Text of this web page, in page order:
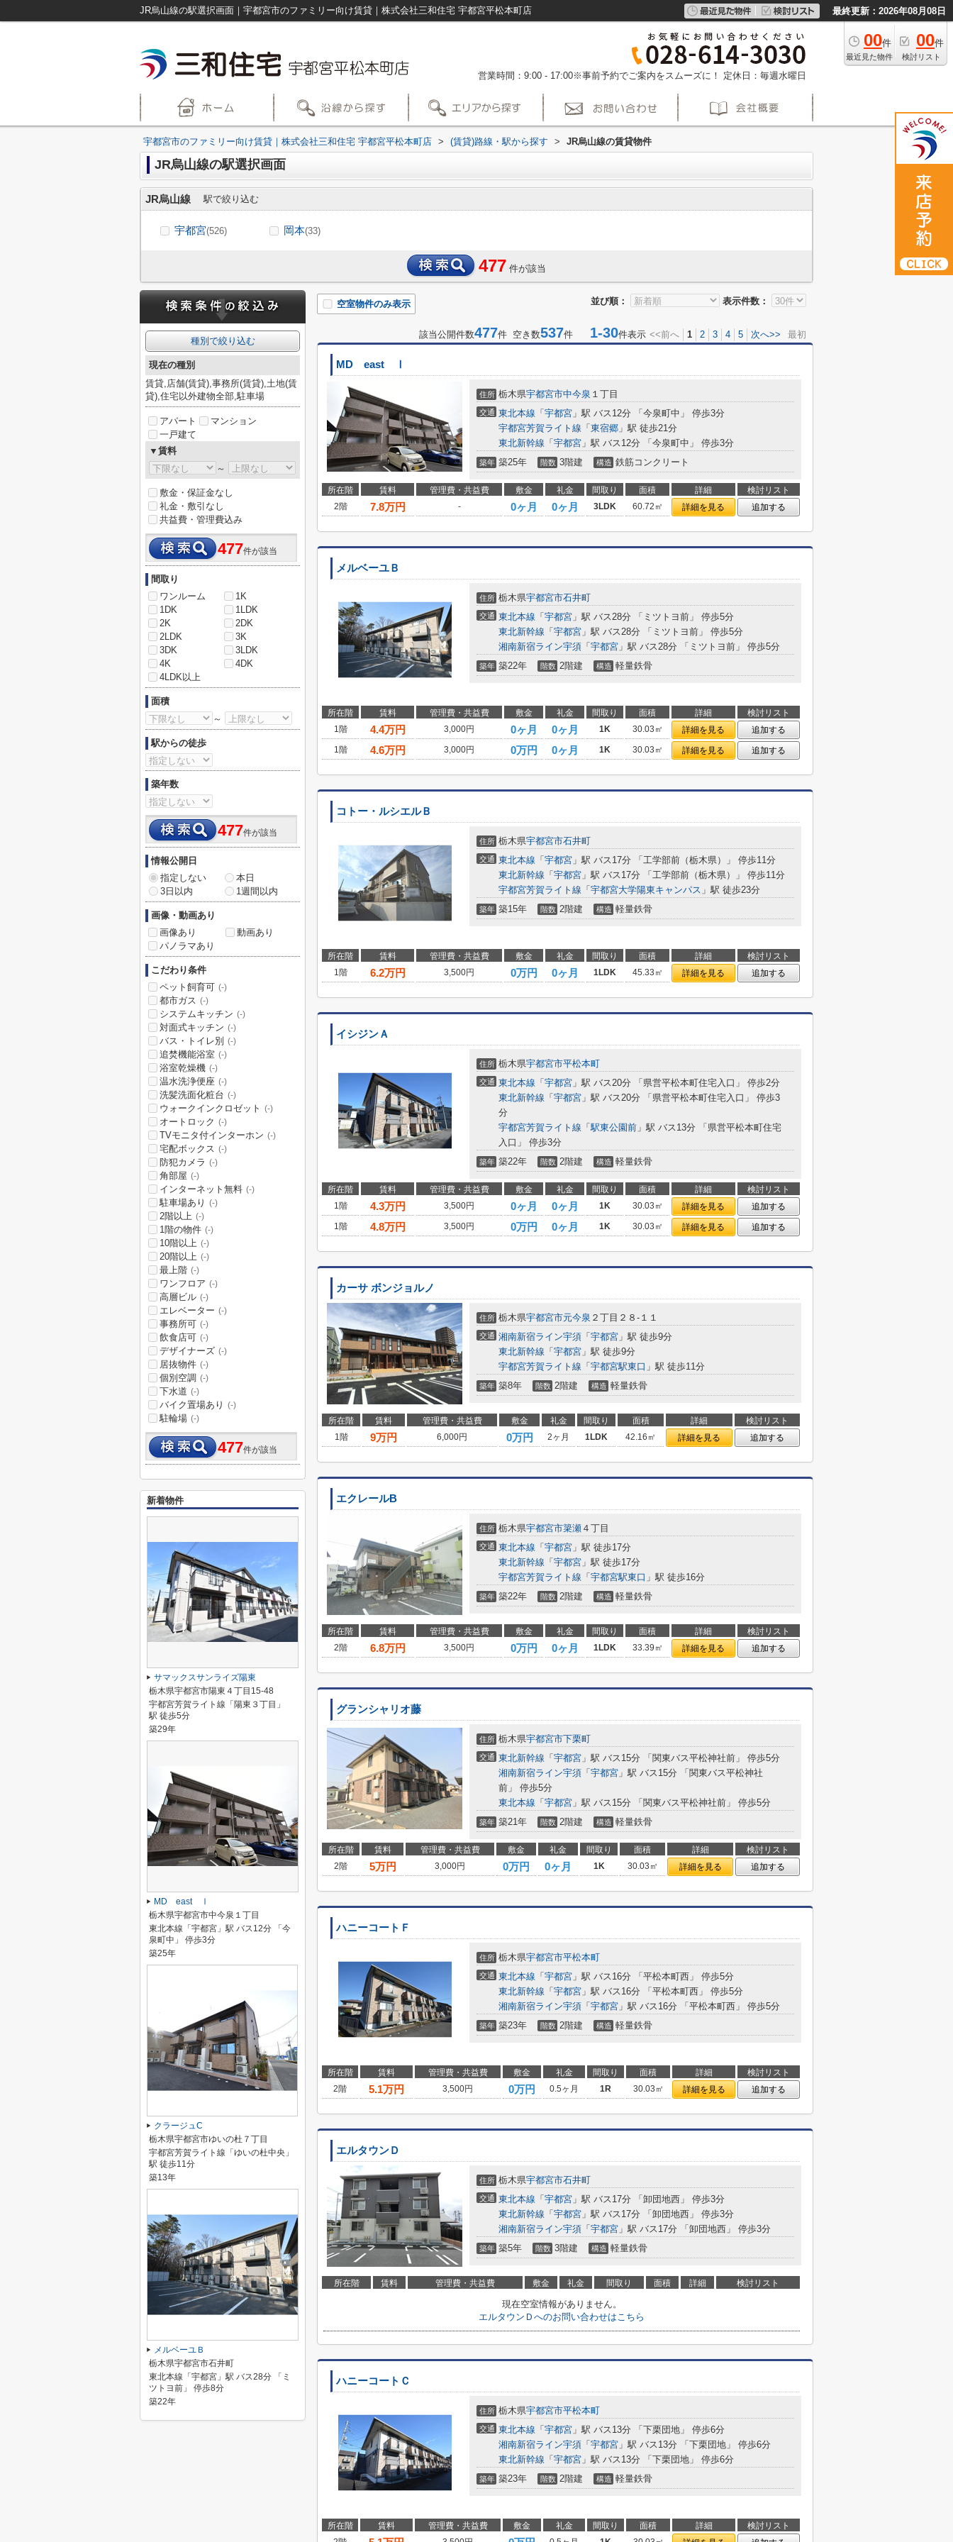
JR烏山線の駅選択画面｜宇都宮市のファミリー向け賃貸｜株式会社三和住宅 宇都宮平松本町店 最終更新：2026年08月08日
00件
最近見た物件
00件
検討リスト
営業時間：9:00 - 17:00※事前予約でご案内をスムーズに！ 定休日：毎週水曜日
宇都宮市のファミリー向け賃貸｜株式会社三和住宅 宇都宮平松本町店 > (賃貸)路線・駅から探す > JR烏山線の賃貸物件
JR烏山線の駅選択画面
JR烏山線 駅で絞り込む
宇都宮(526) 岡本(33)
477 件が該当
並び順： 表示件数：
空室物件のみ表示
該当公開件数477件 空き数537件 1-30件表示 <<前へ 1 2 3 4 5 次へ>> 最初
MD east Ⅰ
住所 栃木県宇都宮市中今泉 １丁目
交通 東北本線 「 宇都宮 」駅 バス12分 「今泉町中」 停歩3分
宇都宮芳賀ライト線 「 東宿郷 」駅 徒歩21分
東北新幹線 「 宇都宮 」駅 バス12分 「今泉町中」 停歩3分
築年 築25年 階数 3階建 構造 鉄筋コンクリート
所在階 賃料 管理費・共益費 敷金 礼金 間取り 面積 詳細
検討リスト
2階
7.8万円 - 0ヶ月 0ヶ月 3LDK 60.72㎡ 詳細を見る 追加する
メルベーユＢ
住所 栃木県宇都宮市石井町
交通 東北本線 「 宇都宮 」駅 バス28分 「ミツトヨ前」 停歩5分
東北新幹線 「 宇都宮 」駅 バス28分 「ミツトヨ前」 停歩5分
湘南新宿ライン宇須 「 宇都宮 」駅 バス28分 「ミツトヨ前」 停歩5分
築年 築22年 階数 2階建 構造 軽量鉄骨
所在階 賃料 管理費・共益費 敷金 礼金 間取り 面積 詳細
検討リスト
1階
4.4万円 3,000円 0ヶ月 0ヶ月 1K 30.03㎡ 詳細を見る
追加する
1階
4.6万円 3,000円 0万円 0ヶ月 1K 30.03㎡ 詳細を見る 追加する
コトー・ルシエルＢ
住所 栃木県宇都宮市石井町
交通 東北本線 「 宇都宮 」駅 バス17分 「工学部前（栃木県）」 停歩11分
東北新幹線 「 宇都宮 」駅 バス17分 「工学部前（栃木県）」 停歩11分
宇都宮芳賀ライト線 「 宇都宮大学陽東キャンパス 」駅 徒歩23分
築年 築15年 階数 2階建 構造 軽量鉄骨
所在階 賃料 管理費・共益費 敷金 礼金 間取り 面積 詳細
検討リスト
1階
6.2万円 3,500円 0万円 0ヶ月 1LDK 45.33㎡ 詳細を見る 追加する
イシジンＡ
住所 栃木県宇都宮市平松本町
交通 東北本線 「 宇都宮 」駅 バス20分 「県営平松本町住宅入口」 停歩2分
東北新幹線 「 宇都宮 」駅 バス20分 「県営平松本町住宅入口」 停歩3
分
宇都宮芳賀ライト線 「駅東公園前 」駅 バス13分 「県営平松本町住宅
入口」 停歩3分
築年 築22年 階数 2階建 構造 軽量鉄骨
所在階 賃料 管理費・共益費 敷金 礼金 間取り 面積 詳細
検討リスト
1階
4.3万円 3,500円 0ヶ月 0ヶ月 1K 30.03㎡ 詳細を見る
追加する
1階
4.8万円 3,500円 0万円 0ヶ月 1K 30.03㎡ 詳細を見る 追加する
カーサ ボンジョルノ
住所 栃木県宇都宮市元今泉 ２丁目２８-１１
交通 湘南新宿ライン宇須 「 宇都宮 」駅 徒歩9分
東北新幹線 「 宇都宮 」駅 徒歩9分
宇都宮芳賀ライト線 「 宇都宮駅東口 」駅 徒歩11分
築年 築8年 階数 2階建 構造 軽量鉄骨
所在階 賃料 管理費・共益費 敷金 礼金 間取り 面積 詳細
検討リスト
1階
9万円 6,000円 0万円 2ヶ月 1LDK 42.16㎡ 詳細を見る 追加する
エクレールB
住所 栃木県宇都宮市簗瀬 ４丁目
交通 東北本線 「 宇都宮 」駅 徒歩17分
東北新幹線 「 宇都宮 」駅 徒歩17分
宇都宮芳賀ライト線 「 宇都宮駅東口 」駅 徒歩16分
築年 築22年 階数 2階建 構造 軽量鉄骨
所在階 賃料 管理費・共益費 敷金 礼金 間取り 面積 詳細
検討リスト
2階
6.8万円 3,500円 0万円 0ヶ月 1LDK 33.39㎡ 詳細を見る 追加する
グランシャリオ藤
住所 栃木県宇都宮市下栗町
交通 東北新幹線 「 宇都宮 」駅 バス15分 「関東バス平松神社前」 停歩5分
湘南新宿ライン宇須 「 宇都宮 」駅 バス15分 「関東バス平松神社
前」 停歩5分
東北本線 「 宇都宮 」駅 バス15分 「関東バス平松神社前」 停歩5分
築年 築21年 階数 2階建 構造 軽量鉄骨
所在階 賃料 管理費・共益費 敷金 礼金 間取り 面積 詳細
検討リスト
2階
5万円 3,000円 0万円 0ヶ月 1K 30.03㎡ 詳細を見る 追加する
ハニーコートＦ
住所 栃木県宇都宮市平松本町
交通 東北本線 「 宇都宮 」駅 バス16分 「平松本町西」 停歩5分
東北新幹線 「 宇都宮 」駅 バス16分 「平松本町西」 停歩5分
湘南新宿ライン宇須 「 宇都宮 」駅 バス16分 「平松本町西」 停歩5分
築年 築23年 階数 2階建 構造 軽量鉄骨
所在階 賃料 管理費・共益費 敷金 礼金 間取り 面積 詳細
検討リスト
2階
5.1万円 3,500円 0万円 0.5ヶ月 1R 30.03㎡ 詳細を見る 追加する
エルタウンＤ
住所 栃木県宇都宮市石井町
交通 東北本線 「 宇都宮 」駅 バス17分 「卸団地西」 停歩3分
東北新幹線 「 宇都宮 」駅 バス17分 「卸団地西」 停歩3分
湘南新宿ライン宇須 「 宇都宮 」駅 バス17分 「卸団地西」 停歩3分
築年 築5年 階数 3階建 構造 軽量鉄骨
所在階 賃料 管理費・共益費 敷金 礼金 間取り 面積 詳細 検討リスト
現在空室情報がありません。
エルタウンＤへのお問い合わせはこちら
ハニーコートＣ
住所 栃木県宇都宮市平松本町
交通 東北本線 「 宇都宮 」駅 バス13分 「下栗団地」 停歩6分
湘南新宿ライン宇須 「 宇都宮 」駅 バス13分 「下栗団地」 停歩6分
東北新幹線 「 宇都宮 」駅 バス13分 「下栗団地」 停歩6分
築年 築23年 階数 2階建 構造 軽量鉄骨
所在階 賃料 管理費・共益費 敷金 礼金 間取り 面積 詳細
検討リスト
種別で絞り込む
現在の種別
賃貸,店舗(賃貸),事務所(賃貸),土地(賃
貸),住宅以外建物全部,駐車場
アパート
マンション
一戸建て
▼賃料
～
敷金・保証金なし
礼金・敷引なし
共益費・管理費込み
477件が該当
間取り
ワンルーム
1K
1DK
1LDK
2K
2DK
2LDK
3K
3DK
3LDK
4K
4DK
4LDK以上
面積
～
駅からの徒歩
築年数
477件が該当
情報公開日
指定しない
本日
3日以内
1週間以内
画像・動画あり
画像あり
動画あり
パノラマあり
こだわり条件
ペット飼育可 (-)
都市ガス (-)
システムキッチン (-)
対面式キッチン (-)
バス・トイレ別 (-)
追焚機能浴室 (-)
浴室乾燥機 (-)
温水洗浄便座 (-)
洗髪洗面化粧台 (-)
ウォークインクロゼット (-)
オートロック (-)
TVモニタ付インターホン (-)
宅配ボックス (-)
防犯カメラ (-)
角部屋 (-)
インターネット無料 (-)
駐車場あり (-)
2階以上 (-)
1階の物件 (-)
10階以上 (-)
20階以上 (-)
最上階 (-)
ワンフロア (-)
高層ビル (-)
エレベーター (-)
事務所可 (-)
飲食店可 (-)
デザイナーズ (-)
居抜物件 (-)
個別空調 (-)
下水道 (-)
バイク置場あり (-)
駐輪場 (-)
477件が該当
新着物件
サマックスサンライズ陽東
栃木県宇都宮市陽東４丁目15-48
宇都宮芳賀ライト線「陽東３丁目」
駅 徒歩5分
築29年
MD east Ⅰ
栃木県宇都宮市中今泉１丁目
東北本線「宇都宮」駅 バス12分 「今
泉町中」 停歩3分
築25年
クラージュC
栃木県宇都宮市ゆいの杜７丁目
宇都宮芳賀ライト線「ゆいの杜中央」
駅 徒歩11分
築13年
メルベーユＢ
栃木県宇都宮市石井町
東北本線「宇都宮」駅 バス28分 「ミ
ツトヨ前」 停歩8分
築22年